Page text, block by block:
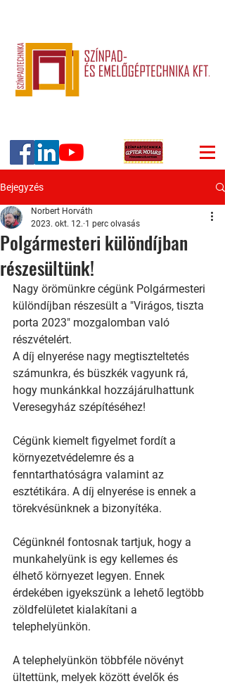
Bejegyzés
Polgármesteri különdíjban
részesültünk!
Norbert Horváth
2023. okt. 12. 1 perc olvasás
Nagy örömünkre cégünk Polgármesteri
különdíjban részesült a "Virágos, tiszta
porta 2023" mozgalomban való
részvételért.
A díj elnyerése nagy megtiszteltetés
számunkra, és büszkék vagyunk rá,
hogy munkánkkal hozzájárulhattunk
Veresegyház szépítéséhez!
Cégünk kiemelt figyelmet fordít a
környezetvédelemre és a
fenntarthatóságra valamint az
esztétikára. A díj elnyerése is ennek a
törekvésünknek a bizonyítéka.
Cégünknél fontosnak tartjuk, hogy a
munkahelyünk is egy kellemes és
élhető környezet legyen. Ennek
érdekében igyekszünk a lehető legtöbb
zöldfelületet kialakítani a
telephelyünkön.
A telephelyünkön többféle növényt
ültettünk, melyek között évelők és